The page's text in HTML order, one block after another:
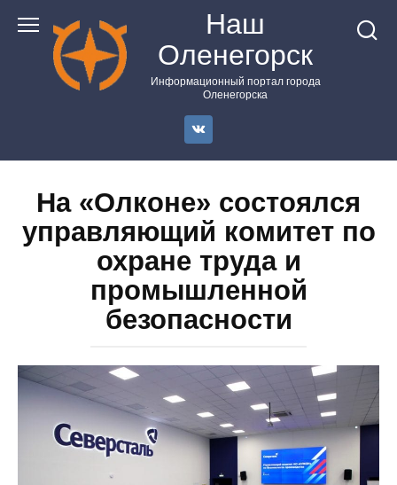
контенту
Наш
Оленегорск
Информационный портал города
Оленегорска
На «Олконе» состоялся
управляющий комитет по
охране труда и
промышленной
безопасности